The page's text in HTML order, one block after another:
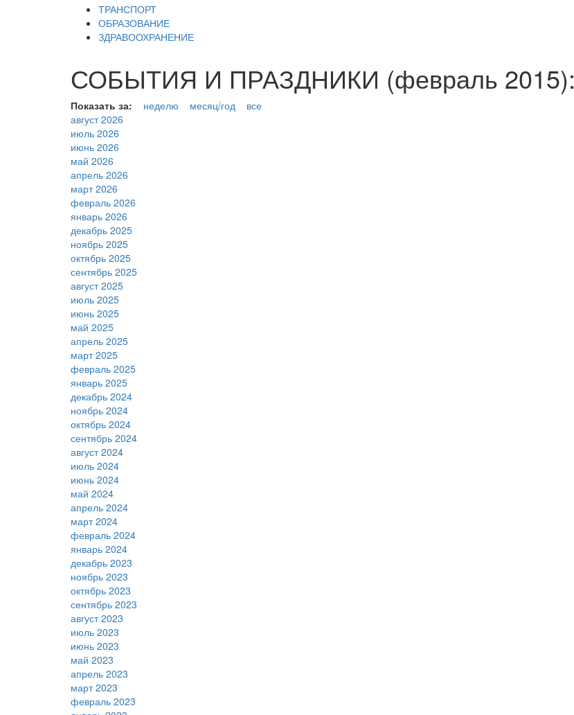
ТРАНСПОРТ
ОБРАЗОВАНИЕ
ЗДРАВООХРАНЕНИЕ
СОБЫТИЯ И ПРАЗДНИКИ (февраль 2015):
Показать за: неделю месяц/год
все
август 2026
июль 2026
июнь 2026
май 2026
апрель 2026
март 2026
февраль 2026
январь 2026
декабрь 2025
ноябрь 2025
октябрь 2025
сентябрь 2025
август 2025
июль 2025
июнь 2025
май 2025
апрель 2025
март 2025
февраль 2025
январь 2025
декабрь 2024
ноябрь 2024
октябрь 2024
сентябрь 2024
август 2024
июль 2024
июнь 2024
май 2024
апрель 2024
март 2024
февраль 2024
январь 2024
декабрь 2023
ноябрь 2023
октябрь 2023
сентябрь 2023
август 2023
июль 2023
июнь 2023
май 2023
апрель 2023
март 2023
февраль 2023